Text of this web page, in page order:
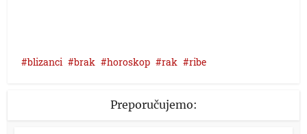
blizanci brak horoskop rak ribe
Preporučujemo: